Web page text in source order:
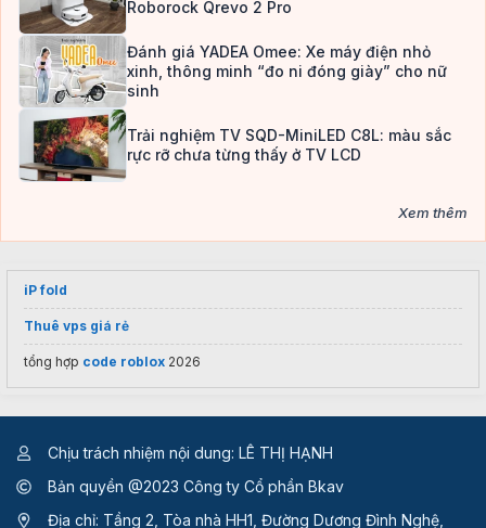
Roborock Qrevo 2 Pro
Đánh giá YADEA Omee: Xe máy điện nhỏ
xinh, thông minh “đo ni đóng giày” cho nữ
sinh
Trải nghiệm TV SQD-MiniLED C8L: màu sắc
rực rỡ chưa từng thấy ở TV LCD
Xem thêm
iP fold
Thuê vps giá rẻ
tổng hợp code roblox 2026
Chịu trách nhiệm nội dung: LÊ THỊ HẠNH
Bản quyền @2023 Công ty Cổ phần Bkav
Địa chỉ: Tầng 2, Tòa nhà HH1, Đường Dương Đình Nghệ,